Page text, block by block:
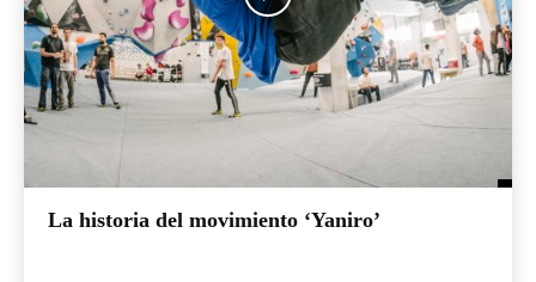
La historia del movimiento ‘Yaniro’